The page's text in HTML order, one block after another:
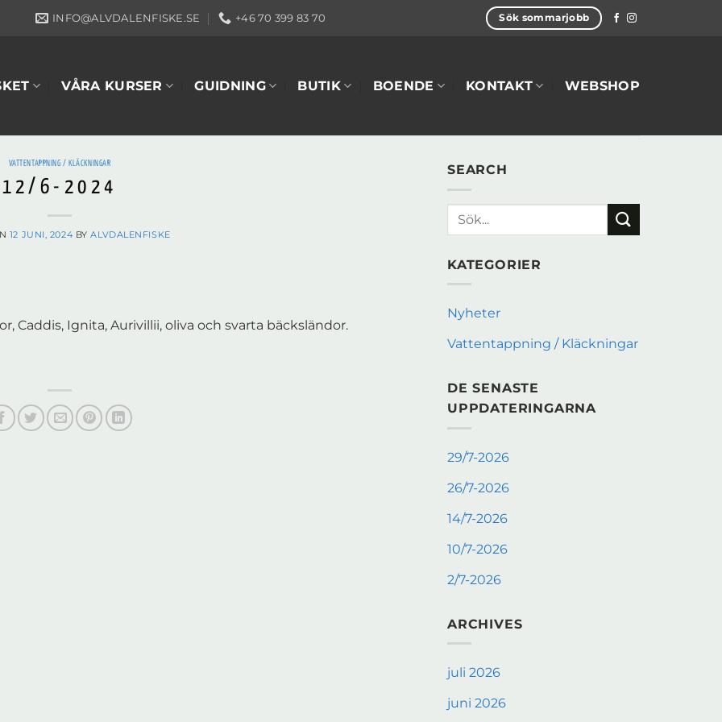
INFO@ALVDALENFISKE.SE +46 70 399 83 70 Sök sommarjobb
VÅRA KURSER GUIDNING BUTIK BOENDE KONTAKT WEBSHOP
VATTENTAPPNING / KLÄCKNINGAR
12/6-2024
12 JUNI, 2024 BYALVDALENFISKE
Caddis, Ignita, Aurivillii, oliva och svarta bäcksländor.
SEARCH
KATEGORIER
Nyheter
Vattentappning / Kläckningar
DE SENASTE
UPPDATERINGARNA
29/7-2026
26/7-2026
14/7-2026
10/7-2026
2/7-2026
ARCHIVES
juli 2026
juni 2026